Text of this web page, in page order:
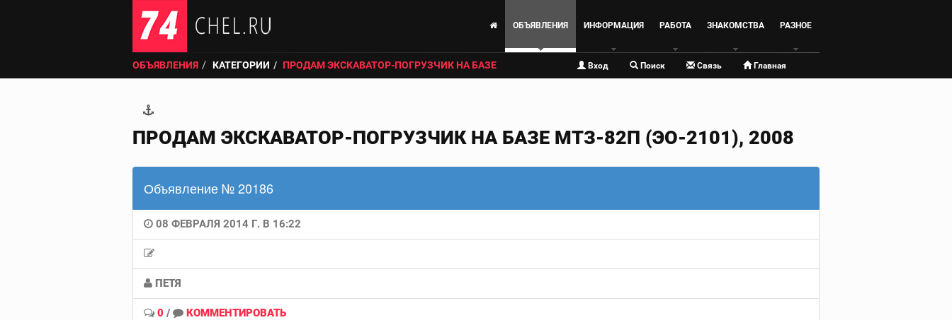
ОБЪЯВЛЕНИЯ ИНФОРМАЦИЯ РАБОТА ЗНАКОМСТВА РАЗНОЕ
ОБЪЯВЛЕНИЯ КАТЕГОРИИ ПРОДАМ ЭКСКАВАТОР-ПОГРУЗЧИК НА БАЗЕ Вход Поиск Связь Главная
ПРОДАМ ЭКСКАВАТОР-ПОГРУЗЧИК НА БАЗЕ МТЗ-82П (ЭО-2101), 2008
Объявление № 20186
08 ФЕВРАЛЯ 2014 Г. В 16:22
ПЕТЯ
0 / КОММЕНТИРОВАТЬ